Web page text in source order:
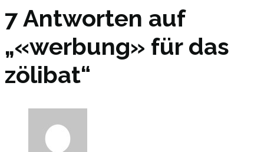
7 Antworten auf
„«werbung» für das
zölibat“